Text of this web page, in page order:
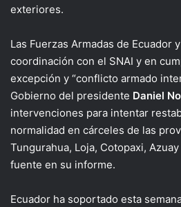
exteriores.
Las Fuerzas Armadas de Ecuador
coordinación con el SNAI y en
excepción y “conflicto armado
Gobierno del presidente Daniel
intervenciones para intentar
normalidad en cárceles de las
Tungurahua, Loja, Cotopaxi,
fuente en su informe.
Ecuador ha soportado esta